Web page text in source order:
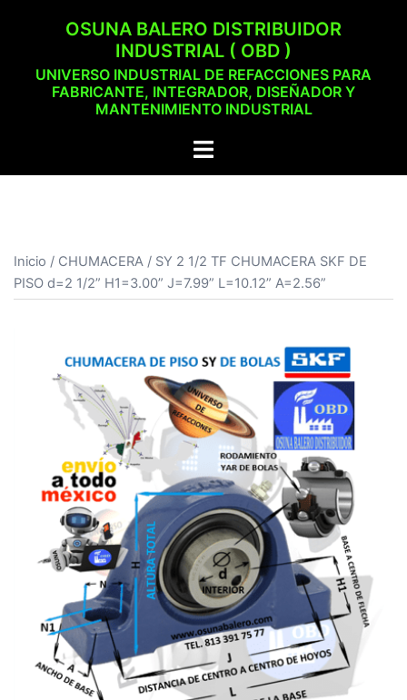
OSUNA BALERO DISTRIBUIDOR
INDUSTRIAL ( OBD )
UNIVERSO INDUSTRIAL DE REFACCIONES PARA
FABRICANTE, INTEGRADOR, DISEÑADOR Y
MANTENIMIENTO INDUSTRIAL
Alternar
Inicio / CHUMACERA / SY 2 1/2 TF CHUMACERA SKF DE
PISO d=2 1/2” H1=3.00” J=7.99” L=10.12” A=2.56”